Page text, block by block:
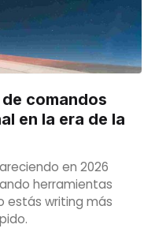
comandos
en la era de la
en 2026
herramientas
estás writing más